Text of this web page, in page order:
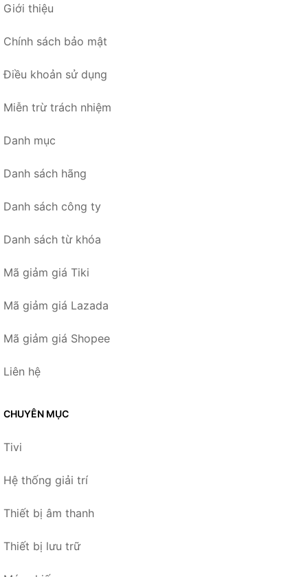
Giới thiệu
Chính sách bảo mật
Điều khoản sử dụng
Miễn trừ trách nhiệm
Danh mục
Danh sách hãng
Danh sách công ty
Danh sách từ khóa
Mã giảm giá Tiki
Mã giảm giá Lazada
Mã giảm giá Shopee
Liên hệ
CHUYÊN MỤC
Tivi
Hệ thống giải trí
Thiết bị âm thanh
Thiết bị lưu trữ